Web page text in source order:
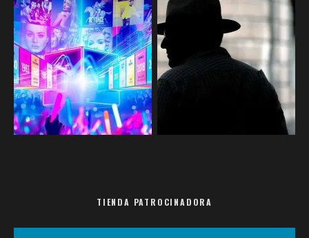
TIENDA PATROCINADORA